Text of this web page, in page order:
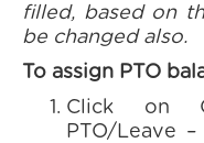
filled, based on
be changed also.
To assign PTO
Click on
PTO/Leave